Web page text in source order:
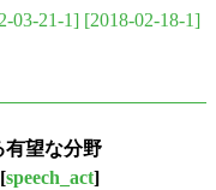
03-21-1] [2018-02-18-1]
有望な分野
speech_act]